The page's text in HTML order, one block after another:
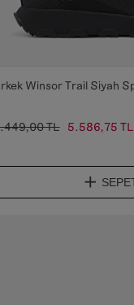
Winsor Trail Siyah
TL 5.586,75 TL